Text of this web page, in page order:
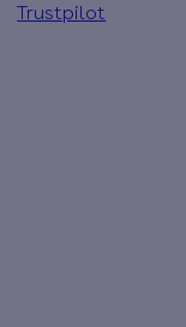
Trustpilot